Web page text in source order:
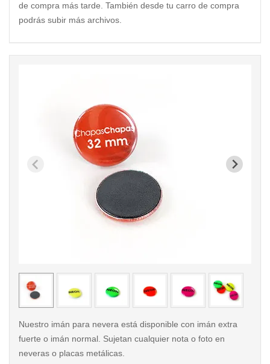
de compra más tarde. También desde tu carro de compra
podrás subir más archivos.
< /picture>
Nuestro imán para nevera está disponible con imán extra
fuerte o imán normal. Sujetan cualquier nota o foto en
neveras o placas metálicas.